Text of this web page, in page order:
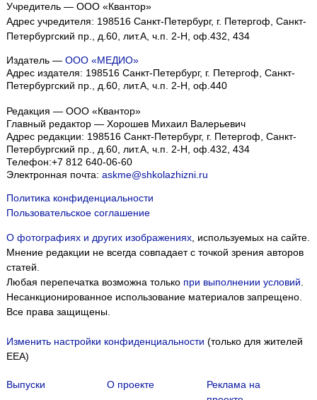
Учредитель — ООО «Квантор»
Адрес учредителя: 198516 Санкт-Петербург, г. Петергоф, Санкт-
Петербургский пр., д.60, лит.А, ч.п. 2-Н, оф.432, 434
Издатель — ООО «МЕДИО»
Адрес издателя: 198516 Санкт-Петербург, г. Петергоф, Санкт-
Петербургский пр., д.60, лит.А, ч.п. 2-Н, оф.440
Редакция — ООО «Квантор»
Главный редактор — Хорошев Михаил Валерьевич
Адрес редакции: 198516 Санкт-Петербург, г. Петергоф Санкт-
Петербургский пр., д.60, лит.А, ч.п. 2-Н, оф.432, 434
Телефон:+7 812 640-06-60
Электронная почта: askme@shkolazhizni.ru
Политика конфиденциальности
Пользовательское соглашение
О фотографиях и других изображениях, используемых на сайте.
Мнение редакции не всегда совпадает с точкой зрения авторов
статей.
Любая перепечатка возможна только при выполнении условий
Несанкционированное использование материалов запрещено.
Все права защищены.
Изменить настройки конфиденциальности (только для жителей
EEA)
Выпуски О проекте
Реклама на